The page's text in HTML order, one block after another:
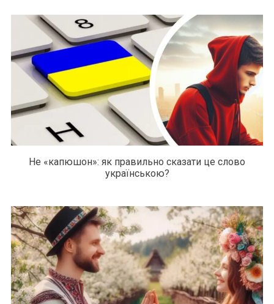
Не «капюшон»: як правильно сказати це слово
українською?